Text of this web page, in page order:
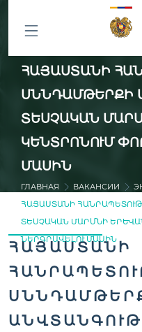
ԲՈԼՈՐ
ԲԱԺԻՆՆԵՐԸ
ՀԱՅԱՍՏԱՆԻ
ՍՆՆԴԱՄԹԵՐՔԻ
ՏԵՍՉԱԿԱՆ
ԿԵՆՏՐՈՆՈՒՄ
ՄԱՍԻՆ
ГЛАВНАЯ ВАКАНСИИ
ՀԱՅԱՍՏԱՆԻ
ՏԵՍՉԱԿԱՆ ՄԱՐՄՆԻ
ՆԵՐԳՐԱՎԵԼՈՒ ՄԱՍԻՆ
ՀԱՅԱՍՏԱՆԻ